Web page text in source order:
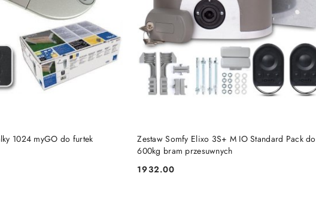
1024 myGO do furtek
DODAJ DO KOSZYKA
Zestaw Somfy Elixo 3S+ M IO Standard Pack do
600kg bram przesuwnych
Cena:
1932.00
DODAJ DO KOSZYKA